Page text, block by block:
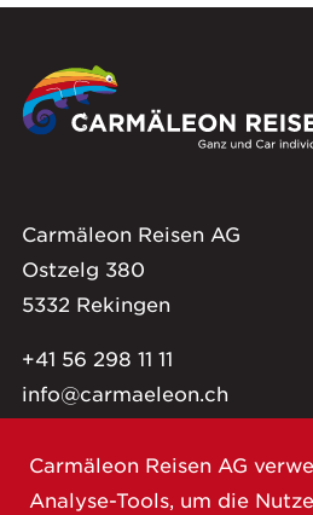
Carmäleon Reisen AG
Ostzelg 380
5332 Rekingen
+41 56 298 11 11
info@carmaeleon.ch
Impressum
Carmäleon Reisen AG
Analyse-Tools, um die